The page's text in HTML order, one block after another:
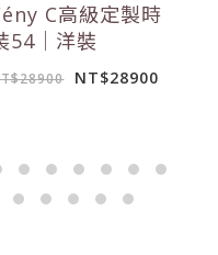
C高級定製時
54｜洋裝
NT$28900